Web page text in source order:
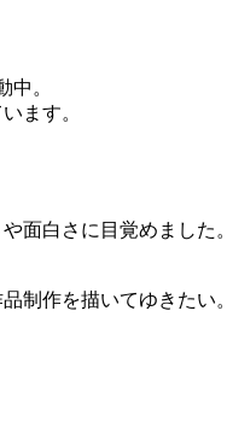
。
ます。
面白さに目覚めました。
制作を描いてゆきたい。